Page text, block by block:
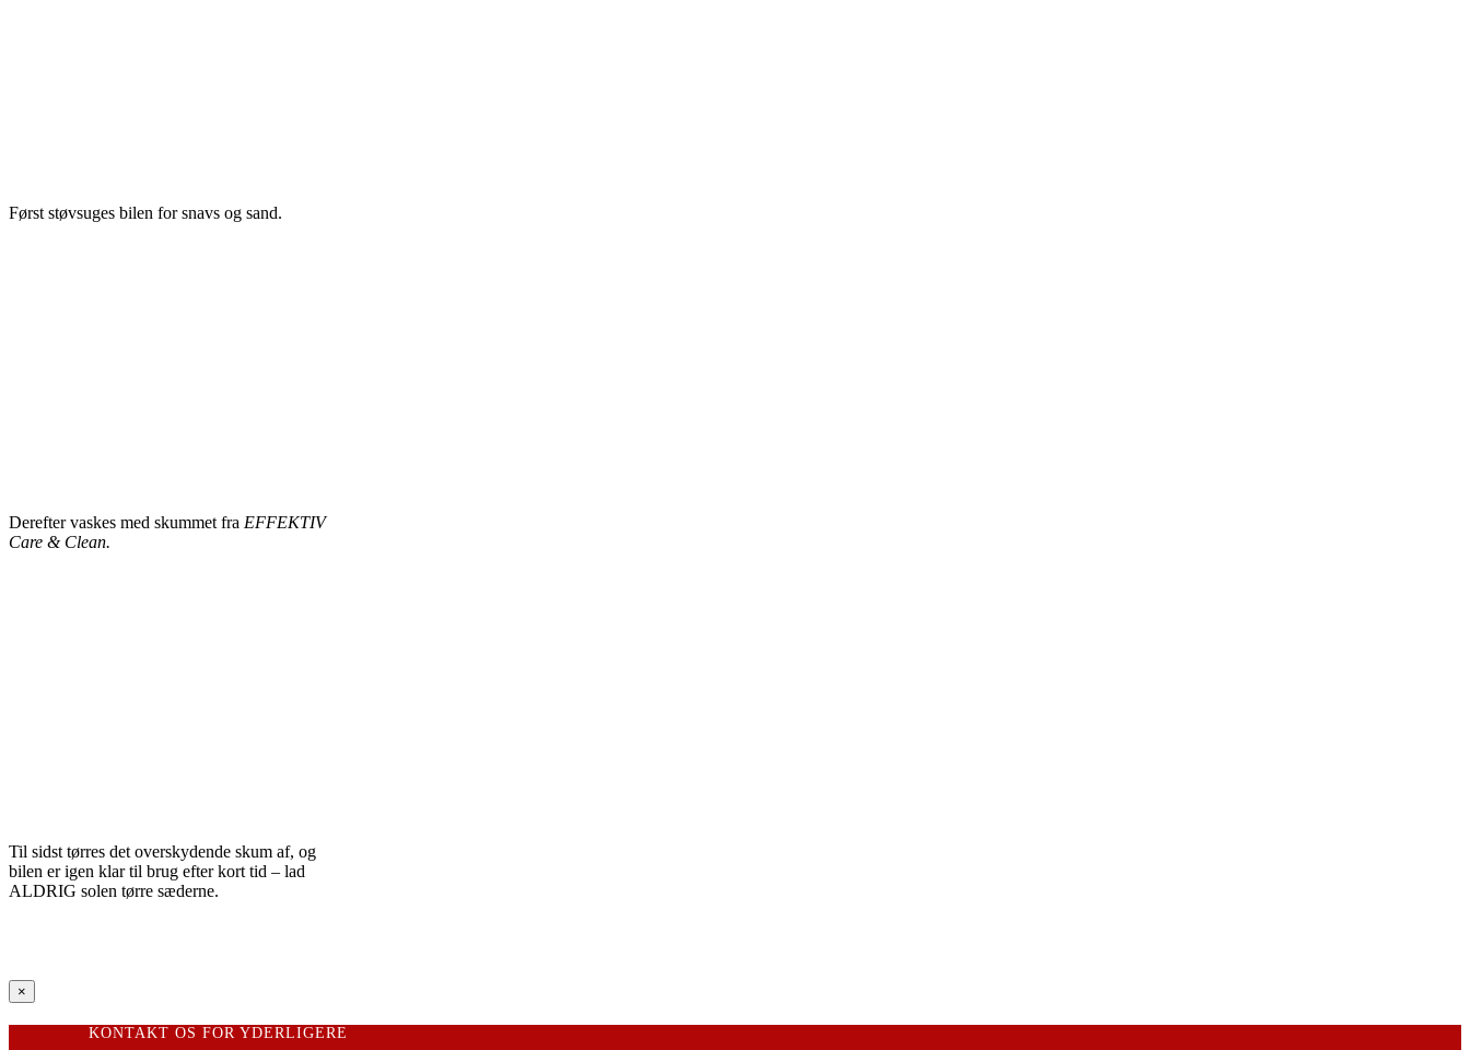
Først støvsuges bilen for snavs og sand.
Derefter vaskes med skummet fra EFFEKTIV
Care & Clean.
Til sidst tørres det overskydende skum af, og
bilen er igen klar til brug efter kort tid – lad
ALDRIG solen tørre sæderne.
Close
product
quick
×
KONTAKT OS FOR YDERLIGERE